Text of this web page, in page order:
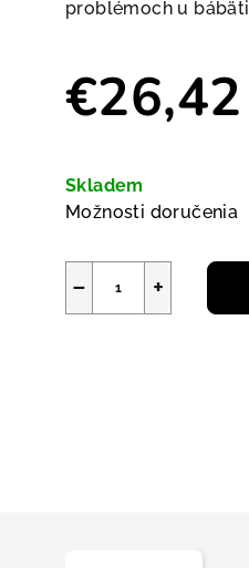
problémoch u
€26,42
Skladem
Možnosti doručenia
+
−